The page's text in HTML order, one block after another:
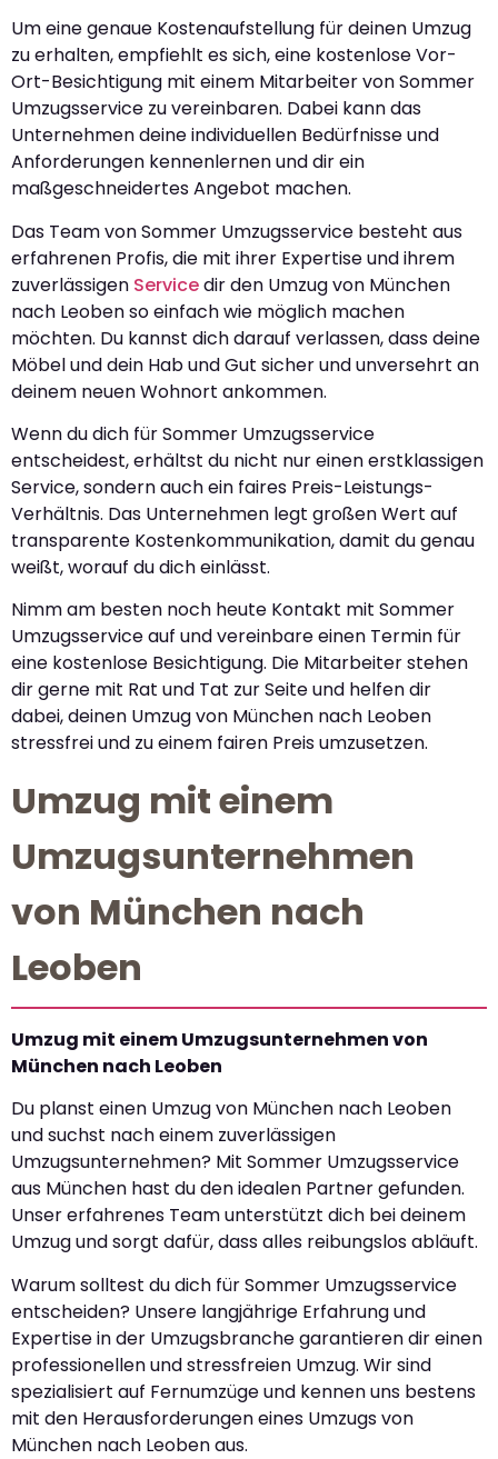
Um eine genaue Kostenaufstellung für deinen Umzug
zu erhalten, empfiehlt es sich, eine kostenlose Vor-
Ort-Besichtigung mit einem Mitarbeiter von Sommer
Umzugsservice zu vereinbaren. Dabei kann das
Unternehmen deine individuellen Bedürfnisse und
Anforderungen kennenlernen und dir ein
maßgeschneidertes Angebot machen.
Das Team von Sommer Umzugsservice besteht aus
erfahrenen Profis, die mit ihrer Expertise und ihrem
zuverlässigen Servicedir den Umzug von München
nach Leoben so einfach wie möglich machen
möchten. Du kannst dich darauf verlassen, dass deine
Möbel und dein Hab und Gut sicher und unversehrt an
deinem neuen Wohnort ankommen.
Wenn du dich für Sommer Umzugsservice
entscheidest, erhältst du nicht nur einen erstklassigen
Service, sondern auch ein faires Preis-Leistungs-
Verhältnis. Das Unternehmen legt großen Wert auf
transparente Kostenkommunikation, damit du genau
weißt, worauf du dich einlässt.
Nimm am besten noch heute Kontakt mit Sommer
Umzugsservice auf und vereinbare einen Termin für
eine kostenlose Besichtigung. Die Mitarbeiter stehen
dir gerne mit Rat und Tat zur Seite und helfen dir
dabei, deinen Umzug von München nach Leoben
stressfrei und zu einem fairen Preis umzusetzen.
Umzug mit einem
Umzugsunternehmen
von München nach
Leoben
Umzug mit einem Umzugsunternehmen von
München nach Leoben
Du planst einen Umzug von München nach Leoben
und suchst nach einem zuverlässigen
Umzugsunternehmen? Mit Sommer Umzugsservice
aus München hast du den idealen Partner gefunden.
Unser erfahrenes Team unterstützt dich bei deinem
Umzug und sorgt dafür, dass alles reibungslos abläuft.
Warum solltest du dich für Sommer Umzugsservice
entscheiden? Unsere langjährige Erfahrung und
Expertise in der Umzugsbranche garantieren dir einen
professionellen und stressfreien Umzug. Wir sind
spezialisiert auf Fernumzüge und kennen uns bestens
mit den Herausforderungen eines Umzugs von
München nach Leoben aus.